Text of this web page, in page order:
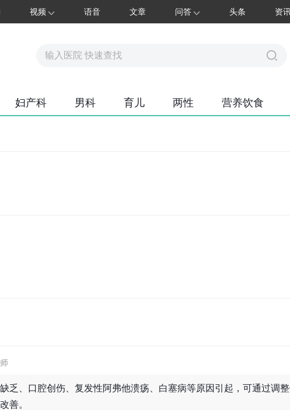
视频 语音 文章 问答 头条 资
妇产科 男科 育儿 两性 营养饮食
乏、口腔创伤、复发性阿弗他溃疡、白塞病等原因引起，可通过调
善。